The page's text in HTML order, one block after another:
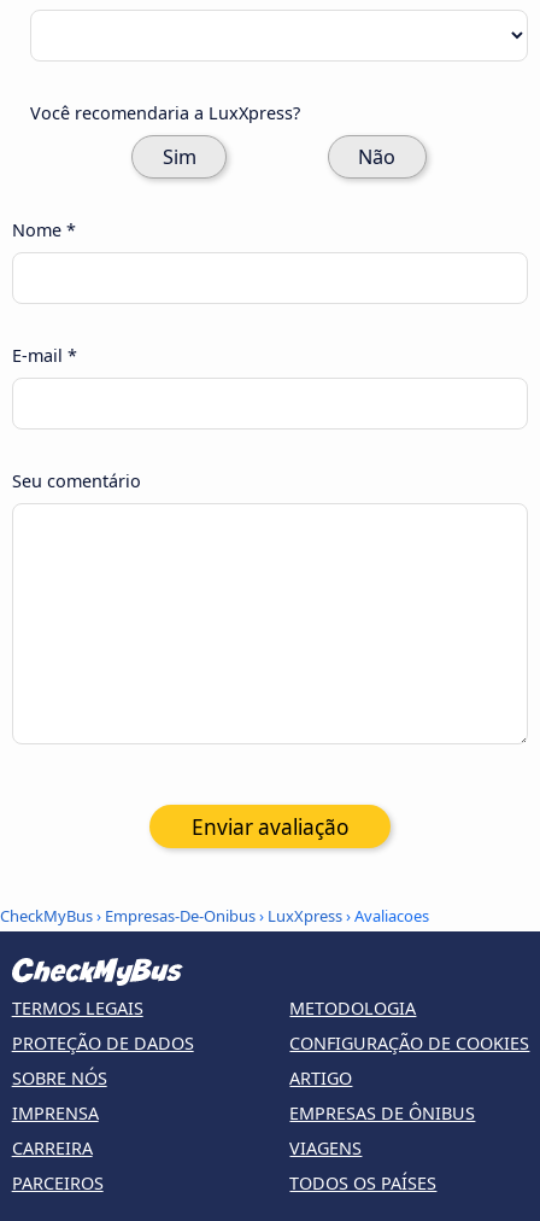
Você recomendaria a LuxXpress?
Sim Não
Nome *
E-mail *
Seu comentário
Enviar avaliação
CheckMyBus› Empresas-De-Onibus› LuxXpress› Avaliacoes
TERMOS LEGAIS
PROTEÇÃO DE DADOS
SOBRE NÓS
IMPRENSA
CARREIRA
PARCEIROS
METODOLOGIA
CONFIGURAÇÃO DE COOKIES
ARTIGO
EMPRESAS DE ÔNIBUS
VIAGENS
TODOS OS PAÍSES